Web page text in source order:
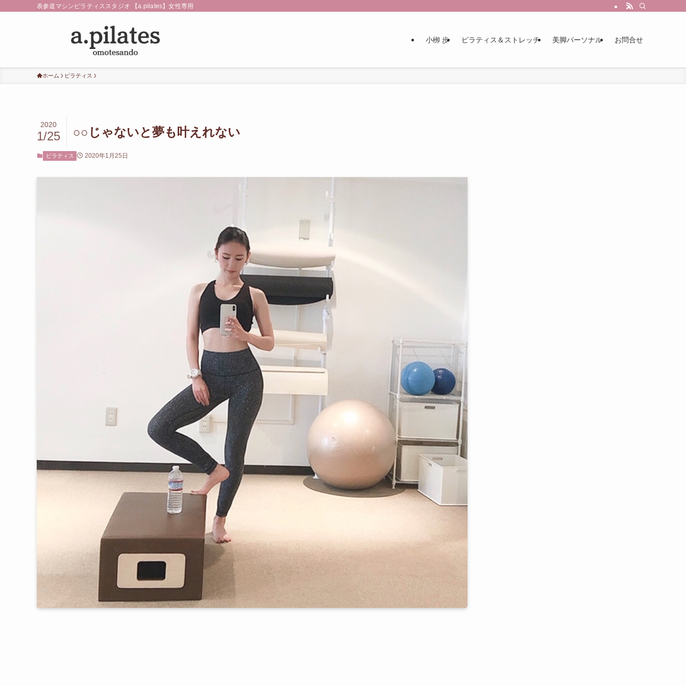
表参道マシンピラティススタジオ 【a.pilates】女性専用
小栁 歩 ピラティス＆ストレッチ 美脚パーソナル お問合せ
ホーム ピラティス
○○じゃないと夢も叶えれない
2020
1/25
ピラティス 2020年1月25日